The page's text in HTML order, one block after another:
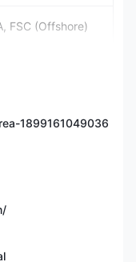
FSC (Offshore)
Stocks
1899161049036